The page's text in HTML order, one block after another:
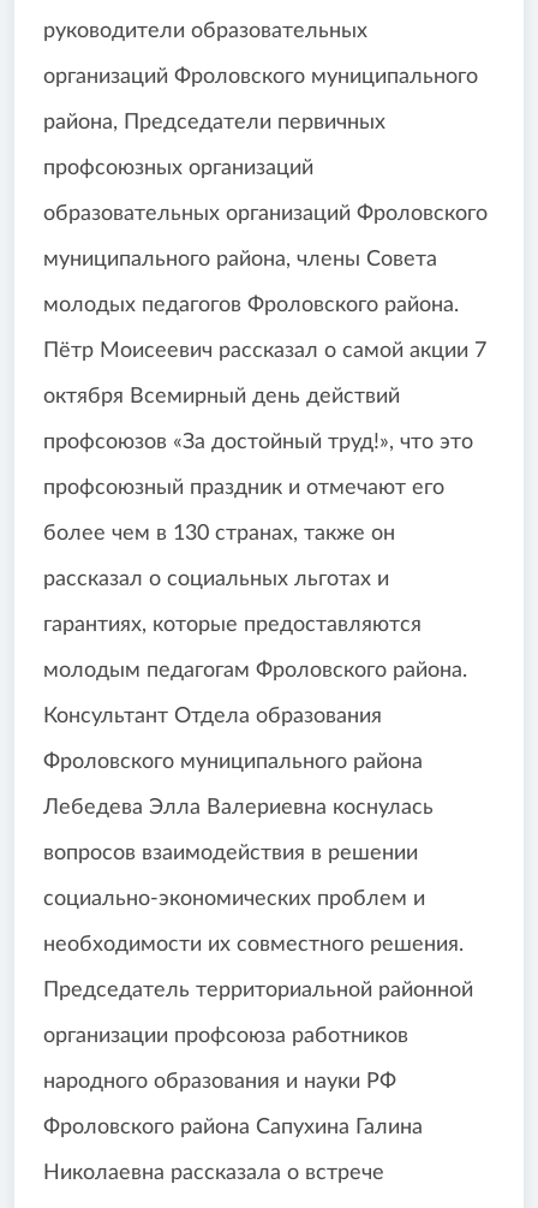
руководители образовательных
организаций Фроловского муниципального
района, Председатели первичных
профсоюзных организаций
образовательных организаций Фроловского
муниципального района, члены Совета
молодых педагогов Фроловского района.
Пётр Моисеевич рассказал о самой акции 7
октября Всемирный день действий
профсоюзов «За достойный труд!», что это
профсоюзный праздник и отмечают его
более чем в 130 странах, также он
рассказал о социальных льготах и
гарантиях, которые предоставляются
молодым педагогам Фроловского района.
Консультант Отдела образования
Фроловского муниципального района
Лебедева Элла Валериевна коснулась
вопросов взаимодействия в решении
социально-экономических проблем и
необходимости их совместного решения.
Председатель территориальной районной
организации профсоюза работников
народного образования и науки РФ
Фроловского района Сапухина Галина
Николаевна рассказала о встрече